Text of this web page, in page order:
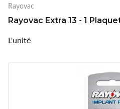
Rayovac
Rayovac Extra 13 - 1
L'unité